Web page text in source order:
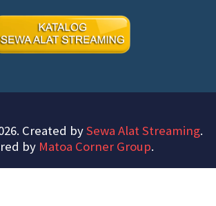
Created bySewa Alat Streaming.
by Matoa Corner Group.